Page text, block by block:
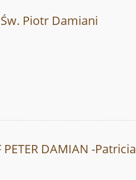
Św. Piotr Damiani
PETER DAMIAN -Patricia